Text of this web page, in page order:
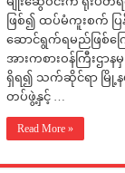
ဖြစ်၍ ထပ်မံကူးစက် ပ
ဆောင်ရွက်ရမည်ဖြစ်ကြ
အားကစားဝန်ကြီးဌာ
ရှိရ၍ သက်ဆိုင်ရာ မြို့နယ်
တပ်ဖွဲ့နှင့် …
Read More »